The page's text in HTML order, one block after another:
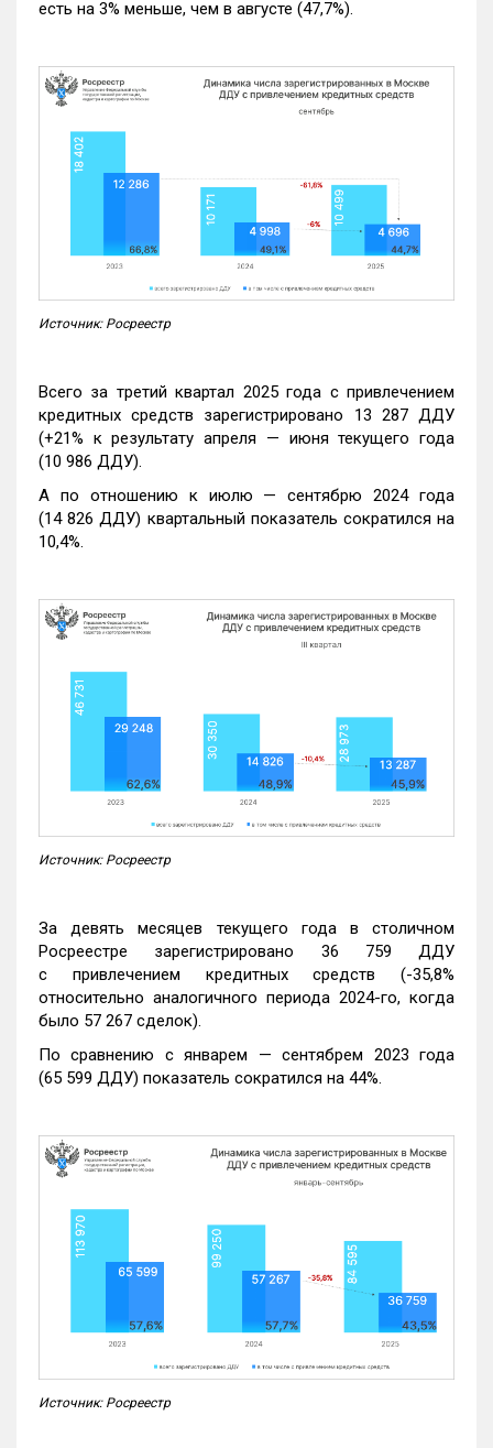
есть на 3% меньше, чем в августе (47,7%).
Источник: Росреестр
Всего за третий квартал 2025 года с привлечением
кредитных средств зарегистрировано 13 287 ДДУ
(+21% к результату апреля — июня текущего года
(10 986 ДДУ).
А по отношению к июлю — сентябрю 2024 года
(14 826 ДДУ) квартальный показатель сократился на
10,4%.
Источник: Росреестр
За девять месяцев текущего года в столичном
Росреестре зарегистрировано 36 759 ДДУ
с привлечением кредитных средств (-35,8%
относительно аналогичного периода 2024-го, когда
было 57 267 сделок).
По сравнению с январем — сентябрем 2023 года
(65 599 ДДУ) показатель сократился на 44%.
Источник: Росреестр